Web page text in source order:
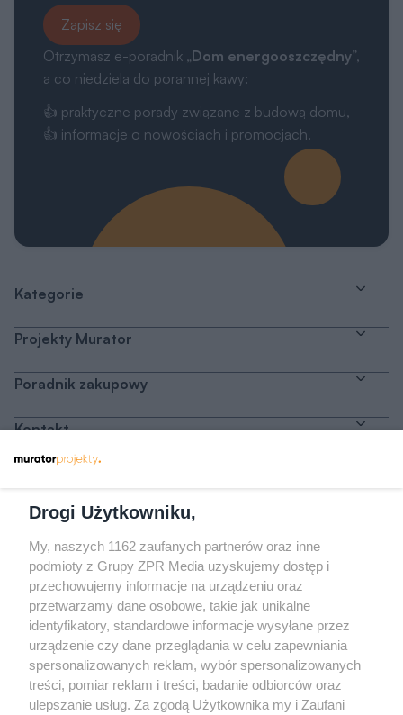
Zapisz się
Otrzymasz e-poradnik „Dom energooszczędny”,
a co niedziela do porannej kawy:
👍 praktyczne porady związane z budową domu,
👍 informacje o nowościach i promocjach.
Kategorie
Projekty Murator
Poradnik zakupowy
Kontakt
Odwiedź grupę na Facebooku
Gdybym budował drugi raz - mądry Polak
przed budową
Forum Muratora
Drogi Użytkowniku,
My, naszych 1162 zaufanych partnerów oraz inne
podmioty z Grupy ZPR Media uzyskujemy dostęp i
przechowujemy informacje na urządzeniu oraz
przetwarzamy dane osobowe, takie jak unikalne
identyfikatory, standardowe informacje wysyłane przez
urządzenie czy dane przeglądania w celu zapewniania
spersonalizowanych reklam, wybór spersonalizowanych
treści, pomiar reklam i treści, badanie odbiorców oraz
ulepszanie usług. Za zgodą Użytkownika my i Zaufani